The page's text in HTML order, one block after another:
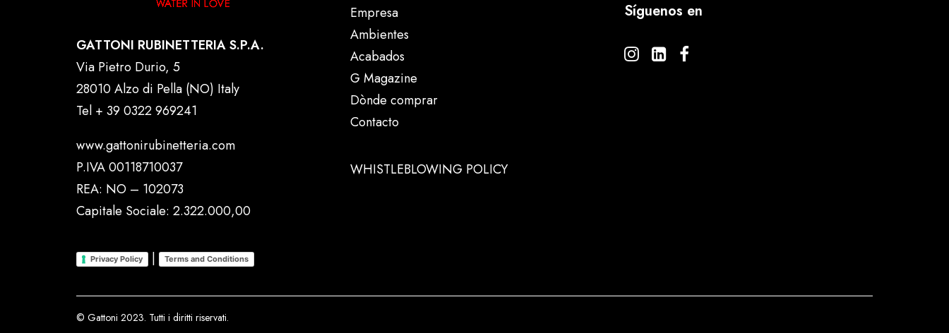
GATTONI RUBINETTERIA S.P.A.
Via Pietro Durio, 5
28010 Alzo di Pella (NO) Italy
Tel + 39 0322 969241
www.gattonirubinetteria.com
P.IVA 00118710037
REA: NO – 102073
Capitale Sociale: 2.322.000,00
Privacy Policy | Terms and Conditions
Empresa
Ambientes
Acabados
G Magazine
Dònde comprar
Contacto
WHISTLEBLOWING POLICY
Síguenos en
© Gattoni 2023. Tutti i diritti riservati.